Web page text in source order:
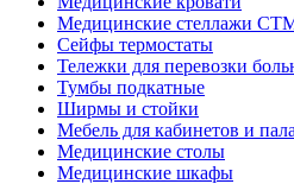
Медицинские стеллажи
Сейфы термостаты
Тележки для перевозки
Тумбы подкатные
Ширмы и стойки
Мебель для кабинетов и
Медицинские столы
Медицинские шкафы